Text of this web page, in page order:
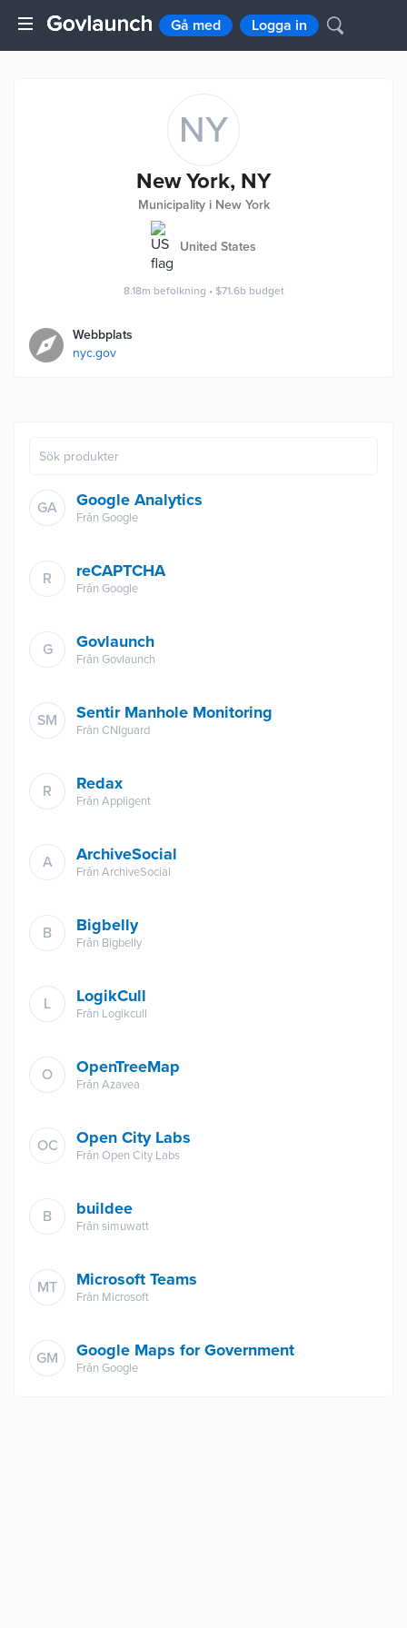
Gå med Logga in
NY
New York, NY
Municipality i New York
United States
8.18m befolkning • $71.6b budget
Webbplats
nyc.gov
GA Google Analytics
Från Google
R reCAPTCHA
Från Google
G Govlaunch
Från Govlaunch
SM Sentir Manhole Monitoring
Från CNIguard
R Redax
Från Appligent
A ArchiveSocial
Från ArchiveSocial
B Bigbelly
Från Bigbelly
L LogikCull
Från Logikcull
O OpenTreeMap
Från Azavea
OC Open City Labs
Från Open City Labs
B buildee
Från simuwatt
MT Microsoft Teams
Från Microsoft
GM Google Maps for Government
Från Google